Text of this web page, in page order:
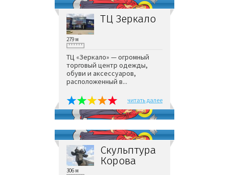
ТЦ Зеркало
279 м
ТЦ «Зеркало» — огромный
торговый центр одежды,
обуви и аксессуаров,
расположенный в...
читать далее
Скульптура
Корова
306 м